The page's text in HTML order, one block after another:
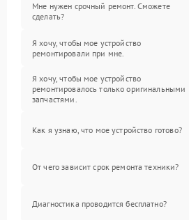
Мне нужен срочный ремонт. Сможете
сделать?
Я хочу, чтобы мое устройство
ремонтировали при мне.
Я хочу, чтобы мое устройство
ремонтировалось только оригинальными
запчастями.
Как я узнаю, что мое устройство готово?
От чего зависит срок ремонта техники?
Диагностика проводится бесплатно?